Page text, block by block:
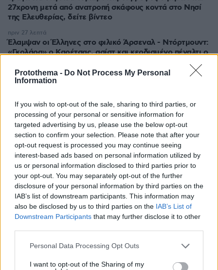
Protothema - Do Not Process My Personal
Information
If you wish to opt-out of the sale, sharing to third parties, or
processing of your personal or sensitive information for
targeted advertising by us, please use the below opt-out
section to confirm your selection. Please note that after your
opt-out request is processed you may continue seeing
interest-based ads based on personal information utilized by
us or personal information disclosed to third parties prior to
your opt-out. You may separately opt-out of the further
disclosure of your personal information by third parties on the
IAB’s list of downstream participants. This information may
also be disclosed by us to third parties on the IAB’s List of
Downstream Participants that may further disclose it to other
Please note that this website/app uses one or more Google
not limited to your visit or usage behaviour. You may click to
Personal Data Processing Opt Outs
I want to opt-out of the Sharing of my
27χρονη μετά από ανατροπή σκάφους κοντά στο Νησί
της Ελευθερίας, δείτε βίντεο
Έλαμψαν οι Έλληνες στο φιλικό Άρσεναλ - Ντόρτμουντ:
«Γκολάρα» ο Καρέτσας, ασίστ και κερδισμένο πέναλτι ο
πριν 27 λεπτά
Ρεπουμπλικανοί κυριαρχούσαν
πριν 28 λεπτά
Ελεύθερος ο ιδιοκτήτης του beach bar όπου πνίγηκε ο
4χρονος στην Πάρο
πριν 29 λεπτά
ΔΕΙΤΕ ΟΛΕΣ ΤΙΣ ΕΙΔΗΣΕΙΣ
ΤΑ ΠΙΟ ΔΗΜΟΦΙΛΗ